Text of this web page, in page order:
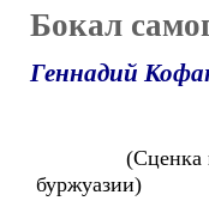
Бокал
Геннадий
(Сценка из
буржуазии)